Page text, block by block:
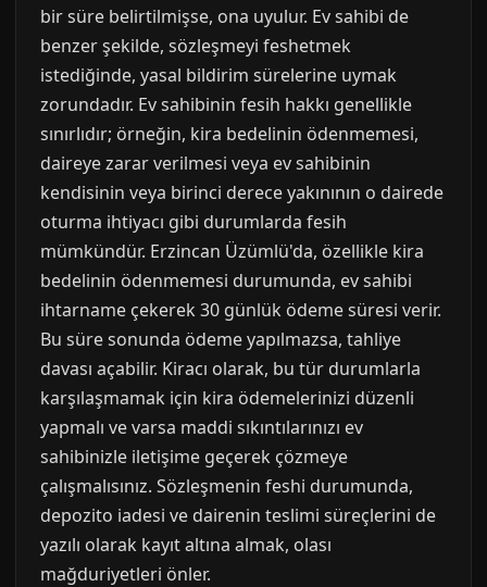
bir süre belirtilmişse, ona uyulur. Ev sahibi de
benzer şekilde, sözleşmeyi feshetmek
istediğinde, yasal bildirim sürelerine uymak
zorundadır. Ev sahibinin fesih hakkı genellikle
sınırlıdır; örneğin, kira bedelinin ödenmemesi,
daireye zarar verilmesi veya ev sahibinin
kendisinin veya birinci derece yakınının o dairede
oturma ihtiyacı gibi durumlarda fesih
mümkündür. Erzincan Üzümlü'da, özellikle kira
bedelinin ödenmemesi durumunda, ev sahibi
ihtarname çekerek 30 günlük ödeme süresi verir.
Bu süre sonunda ödeme yapılmazsa, tahliye
davası açabilir. Kiracı olarak, bu tür durumlarla
karşılaşmamak için kira ödemelerinizi düzenli
yapmalı ve varsa maddi sıkıntılarınızı ev
sahibinizle iletişime geçerek çözmeye
çalışmalısınız. Sözleşmenin feshi durumunda,
depozito iadesi ve dairenin teslimi süreçlerini de
yazılı olarak kayıt altına almak, olası
mağduriyetleri önler.